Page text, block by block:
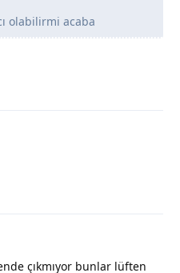
olabilirmi acaba
çıkmıyor bunlar lüften